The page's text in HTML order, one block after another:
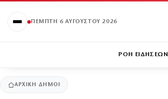
ΠΈΜΠΤΗ 6 ΑΥΓΟΎΣΤΟΥ 2026
ΡΟΗ ΕΙΔΗΣΕΩΝ
ΑΡΧΙΚΉ ΔΗΜΟΙ